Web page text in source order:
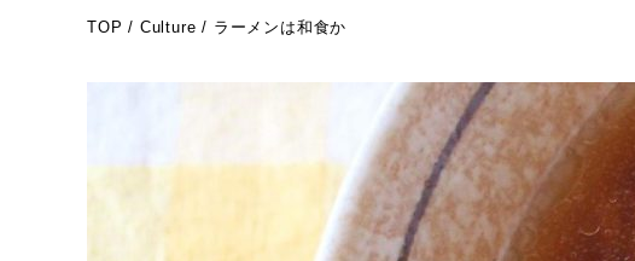
TOP / Culture / ラーメンは和食か